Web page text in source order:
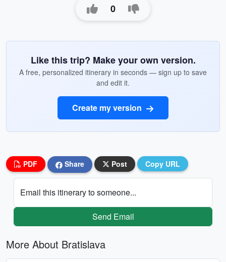
0
Like this trip? Make your own version.
A free, personalized itinerary in seconds — sign up to save
and edit it.
Create my version
PDF Share Post Copy URL
Email this itinerary to someone...
Send Email
More About Bratislava